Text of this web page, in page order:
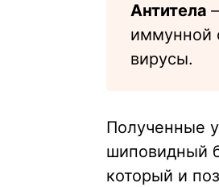
Антитела
иммунной
вирусы.
Полученные
шиповидный
который и